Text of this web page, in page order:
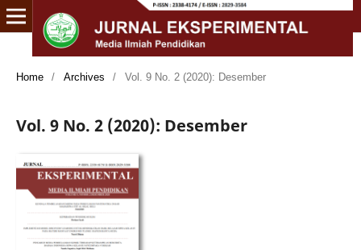
Home / Archives / Vol. 9 No. 2 (2020): Desember
Vol. 9 No. 2 (2020): Desember